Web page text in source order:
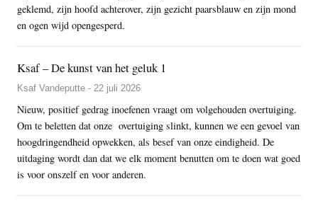
geklemd, zijn hoofd achterover, zijn gezicht paarsblauw en zijn mond
en ogen wijd opengesperd.
Ksaf – De kunst van het geluk 1
Ksaf Vandeputte - 22 juli 2026
Nieuw, positief gedrag inoefenen vraagt om volgehouden overtuiging.
Om te beletten dat onze overtuiging slinkt, kunnen we een gevoel van
hoogdringendheid opwekken, als besef van onze eindigheid. De
uitdaging wordt dan dat we elk moment benutten om te doen wat goed
is voor onszelf en voor anderen.